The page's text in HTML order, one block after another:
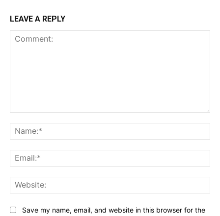
LEAVE A REPLY
Save my name, email, and website in this browser for the